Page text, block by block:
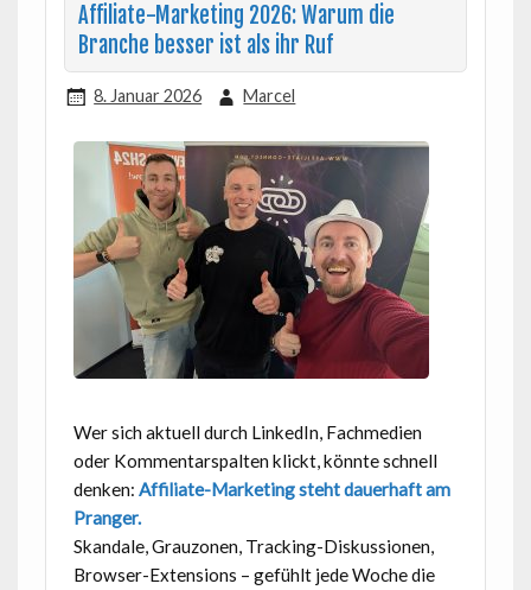
Affiliate-Marketing 2026: Warum die
Branche besser ist als ihr Ruf
8. Januar 2026 Marcel
Wer sich aktuell durch LinkedIn, Fachmedien
oder Kommentarspalten klickt, könnte schnell
denken: Affiliate-Marketing steht dauerhaft am
Pranger.
Skandale, Grauzonen, Tracking-Diskussionen,
Browser-Extensions – gefühlt jede Woche die